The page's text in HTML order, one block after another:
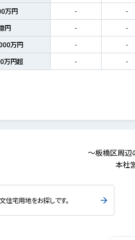
万円
- -
円
- -
万円
- -
万円超
- -
～板橋区周辺
本社
住宅用地をお探しです。